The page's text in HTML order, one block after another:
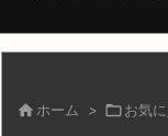
 ホーム > お気